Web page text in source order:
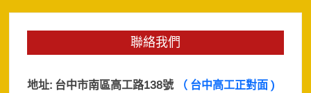
聯絡我們
地址: 台中市南區高工路138號 （ 台中高工正對面 )